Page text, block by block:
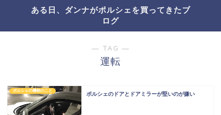
ある日、ダンナがポルシェを買ってきたブ
ログ
― TAG ―
運転
ポルシェの機能のこと
ポルシェのドアとドアミラーが堅いのが嫌い